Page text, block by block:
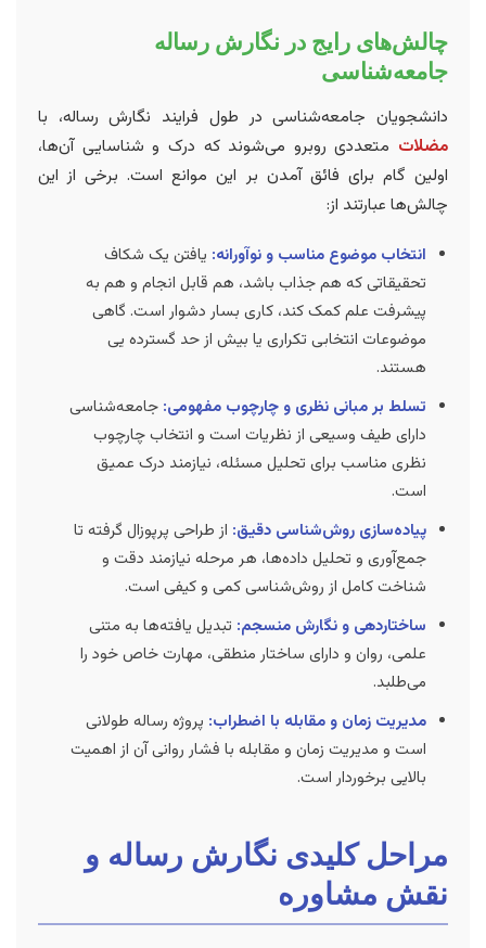
چالش‌های رایج در نگارش رساله
جامعه‌شناسی
دانشجویان جامعه‌شناسی در طول فرایند نگارش رساله، با
مضلات متعددی روبرو می‌شوند که درک و شناسایی آن‌ها،
اولین گام برای فائق آمدن بر این موانع است. برخی از این
چالش‌ها عبارتند از:
انتخاب موضوع مناسب و نوآورانه: یافتن یک شکاف
تحقیقاتی که هم جذاب باشد، هم قابل انجام و هم به
پیشرفت علم کمک کند، کاری بسار دشوار است. گاهی
موضوعات انتخابی تکراری یا بیش از حد گسترده یی
هستند.
تسلط بر مبانی نظری و چارچوب مفهومی: جامعه‌شناسی
دارای طیف وسیعی از نظریات است و انتخاب چارچوب
نظری مناسب برای تحلیل مسئله، نیازمند درک عمیق
است.
پیاده‌سازی روش‌شناسی دقیق: از طراحی پرپوزال گرفته تا
جمع‌آوری و تحلیل داده‌ها، هر مرحله نیازمند دقت و
شناخت کامل از روش‌شناسی کمی و کیفی است.
ساختاردهی و نگارش منسجم: تبدیل یافته‌ها به متنی
علمی، روان و دارای ساختار منطقی، مهارت خاص خود را
می‌طلبد.
مدیریت زمان و مقابله با اضطراب: پروژه رساله طولانی
است و مدیریت زمان و مقابله با فشار روانی آن از اهمیت
بالایی برخوردار است.
مراحل کلیدی نگارش رساله و
نقش مشاوره